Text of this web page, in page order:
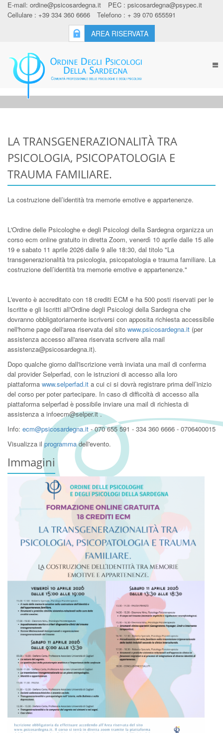
E-mail: ordine@psicosardegna.it PEC : psicosardegna@psypec.it
Cellulare : +39 334 360 6666
Telefono : + 39 070 655591
AREA RISERVATA
LA TRANSGENERAZIONALITÀ TRA
PSICOLOGIA, PSICOPATOLOGIA E
TRAUMA FAMILIARE.
La costruzione dell’identità tra memorie emotive e appartenenze.
L'Ordine delle Psicologhe e degli Psicologi della Sardegna organizza un
corso ecm online gratuito in diretta Zoom, venerdì 10 aprile dalle 15 alle
19 e sabato 11 aprile 2026 dalle 9 alle 18:30, dal titolo "La
transgenerazionalità tra psicologia, psicopatologia e trauma familiare. La
costruzione dell’identità tra memorie emotive e appartenenze."
L'evento è accreditato con 18 crediti ECM e ha 500 posti riservati per le
Iscritte e gli Iscritti all'Ordine degli Psicologi della Sardegna che
dovranno obbligatoriamente iscriversi con apposita richiesta accessibile
nell'home page dell'area riservata del sito www.psicosardegna.it (per
assistenza accesso all'area riservata scrivere alla mail
assistenza@psicosardegna.it).
Dopo qualche giorno dall'iscrizione verrà inviata una mail di conferma
dal provider Selperfad, con le istruzioni di accesso alla loro
piattaforma www.selperfad.it a cui ci si dovrà registrare prima dell’inizio
del corso per poter partecipare. In caso di difficoltà di accesso alla
piattaforma selperfad è possibile inviare una mail di richiesta di
assistenza a infoecm@selper.it .
Info: ecm@psicosardegna.it - 070 655 591 - 334 360 6666 - 0706400015
Visualizza ilprogrammadell'evento.
Immagini